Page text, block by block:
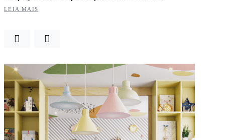
LEIA MAIS